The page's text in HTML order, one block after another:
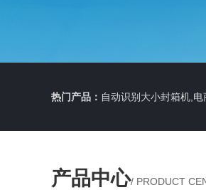
热门产品： 自动识别大小封箱机,
产品中心/ PRODUCT